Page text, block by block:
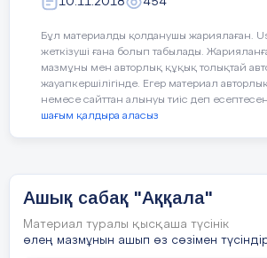
біледі,
Диалог
Бұл материалды қолданушы жариялаған.
жеткізуші ғана болып табылады.
мазмұны мен авторлық құқық толықтай
жауапкершілігінде. Егер материал
немесе сайттан алынуы тиіс деп
шағым қалдыра аласыз
Ашық сабақ "Аққала"
Материал туралы қысқаша түсінік
өлең мазмұнын ашып өз сөзімен